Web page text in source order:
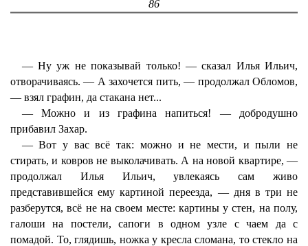
86
— Ну уж не показывай только! — сказал Илья Ильич,
отворачиваясь. — А захочется пить, — продолжал Обломов,
— взял графин, да стакана нет...
— Можно и из графина напиться! — добродушно
прибавил Захар.
— Вот у вас всё так: можно и не мести, и пыли не
стирать, и ковров не выколачивать. А на новой квартире, —
продолжал Илья Ильич, увлекаясь сам живо
представившейся ему картиной переезда, — дня в три не
разберутся, всё не на своем месте: картины у стен, на полу,
галоши на постели, сапоги в одном узле с чаем да с
помадой. То, глядишь, ножка у кресла сломана, то стекло на